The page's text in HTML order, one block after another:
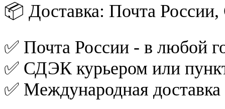
📦 Доставка: Почта
✅ Почта России - в любой
✅ СДЭК курьером или
✅ Международная